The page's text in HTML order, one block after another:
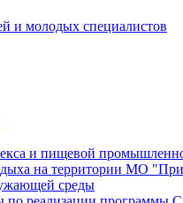
и молодых специалистов
и пищевой
на территории МО
среды